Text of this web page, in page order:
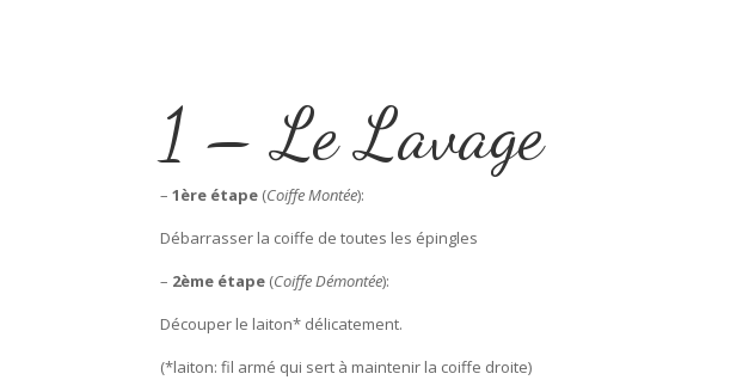
1 – Le Lavage
–1ère étape (Coiffe Montée):
Débarrasser la coiffe de toutes les épingles
– 2ème étape (Coiffe Démontée):
Découper le laiton* délicatement.
(*laiton: fil armé qui sert à maintenir la coiffe droite)